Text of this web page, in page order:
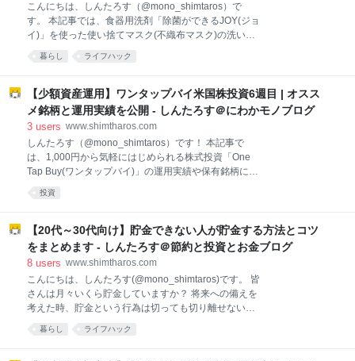
銀だこ作ってみた！ まん丸の土ダンゴみたいw 付属の
調味料 レンジでチンでカリカリに 冷凍銀だこをオスス
メする理由 持ち帰り用より冷凍銀だこがおすすめ 味は
実店舗と同じ タコがしっかり入ってる ここがイマイチ
こんにちは、しんたろす（@mono_shimtaros）で
す。 本記事では、食器用洗剤「除菌ができるJOY(ジョ
イ)」を使った使い捨てマスク(不織布マスク)の洗い方
について解説していきたいと思います。 それではいっ
てみよう('ω')ノ 以前紹介した使い捨てマスクの洗い方
ーマジカも同成分 ジョイ版使い捨てマスクの洗い方 桶
にぬるま湯を入れる 食器用洗剤(ジョイ)を入れる 使い
捨てマスクを5分以上浸す 優しく押し洗いする マスク
る！ 【おまけ】最近のマスク事情 マスク売ってた話
ついにアベノマスク届く ユニクロ｢エアリズムマスク｣
を購入 リンク 以前紹介した使い捨てマスクの洗い方
以前、洗濯用洗剤及び除菌ハンドソープを使用した使
暮らし ライフハック
【少額資産運用】ワンタップバイ米国株投資6週目 | オスス
メ銘柄と運用実績を公開 - しんたろす＠にわかモノブログ
3 users www.shimtharos.com
しんたろす（@mono_shimtaros）です！ 本記事で
は、1,000円から気軽にはじめられる株式投資「One
Tap Buy(ワンタップバイ)」の運用実績や保有銘柄につ
いて、ブログを通じて公開していきたいと思います。
・ワンタップバイに興味がある ・少額で株の勉強をし
株の保有銘柄を見てみたい という方はぜひ参考にして
みて下さいね。 それではいってみよう！！ スマホ証券
ワンタップバイの評判 ワンタップバイ投資ルール どれ
の売買状況 スマホ証券ワンタップバイの評判 One Tap
Buy(ワンタップバイ)は、誰でも気軽にはじめられる株
式投資として、スマートフォンでの取引に特化したス
マホ証券です。 1000円単位での少額取引が可能で、
投資
【20代～30代向け】貯金できない人が貯金する方法とコツ
をまとめます - しんたろす＠節約と投資とお金ブログ
8 users www.shimtharos.com
こんにちは、しんたろす(@mono_shimtaros)です。 皆
さんは月々いくら貯金していますか？ 将来への備えを
考えた時、貯金という行為は切っても切り離せない存
在なのではないでしょうか(;´･ω･) 今回の記事では貯金
ができない人の特徴や共通点、貯金をするための改善
暮らし ライフハック